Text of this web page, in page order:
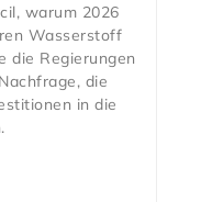
warum 2026
Wasserstoff
die Regierungen
die
in die